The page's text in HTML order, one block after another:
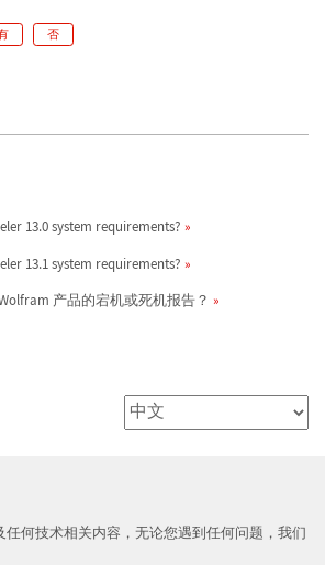
否
13.0 system requirements?
13.1 system requirements?
产品的宕机或死机报告？
任何技术相关内容，无论您遇到任何问题，我们